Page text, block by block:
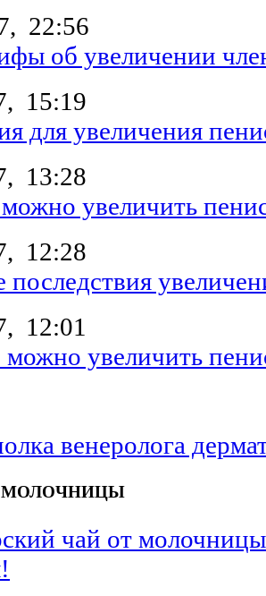
22:56
об увеличении
15:19
для увеличения
13:28
увеличить
12:28
последствия
12:01
увеличить
МОЛОЧНИЦЫ